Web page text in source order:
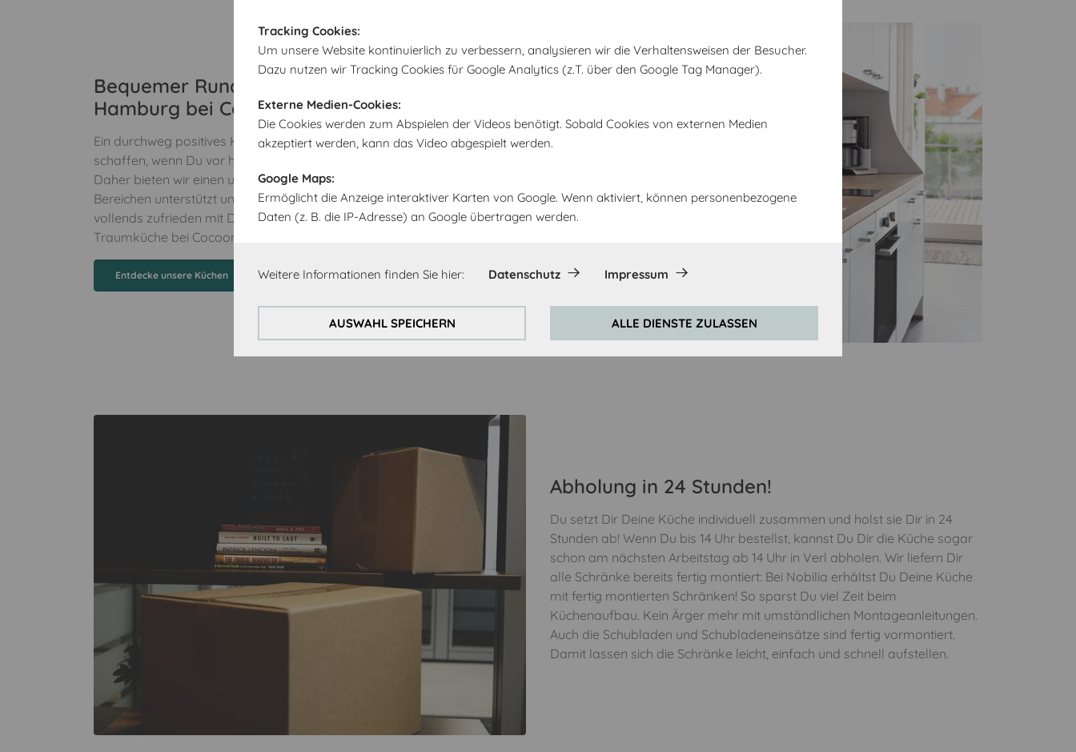
Tracking Cookies:
Um unsere Website kontinuierlich zu verbessern, analysieren wir die Verhaltensweisen der Besucher.
Dazu nutzen wir Tracking Cookies für Google Analytics (z.T. über den Google Tag Manager).
Externe Medien-Cookies:
Die Cookies werden zum Abspielen der Videos benötigt. Sobald Cookies von externen Medien
akzeptiert werden, kann das Video abgespielt werden.
Google Maps:
Ermöglicht die Anzeige interaktiver Karten von Google. Wenn aktiviert, können personenbezogene
Daten (z. B. die IP-Adresse) an Google übertragen werden.
Weitere Informationen finden Sie hier: Datenschutz Impressum
AUSWAHL SPEICHERN ALLE DIENSTE ZULASSEN
Bequemer Rundum-Service – Küche kaufen für
Hamburg bei Cocooning 24
Ein durchweg positives Kauferlebnis – genau das möchten wir für Dich
schaffen, wenn Du vor hast, eine neue Küche in Hamburg zu kaufen.
Daher bieten wir einen umfassenden Service, der Dich in allen relevanten
Bereichen unterstützt und Dir zuverlässige Hilfestellung bietet, um
vollends zufrieden mit Deinem Kauf zu sein. Entdecke jetzt Deine neue
Traumküche bei Cocooning 24!
Entdecke unsere Küchen
Abholung in 24 Stunden!
Du setzt Dir Deine Küche individuell zusammen und holst sie Dir in 24
Stunden ab! Wenn Du bis 14 Uhr bestellst, kannst Du Dir die Küche sogar
schon am nächsten Arbeitstag ab 14 Uhr in Verl abholen. Wir liefern Dir
alle Schränke bereits fertig montiert: Bei Nobilia erhältst Du Deine Küche
mit fertig montierten Schränken! So sparst Du viel Zeit beim
Küchenaufbau. Kein Ärger mehr mit umständlichen Montageanleitungen.
Auch die Schubladen und Schubladeneinsätze sind fertig vormontiert.
Damit lassen sich die Schränke leicht, einfach und schnell aufstellen.